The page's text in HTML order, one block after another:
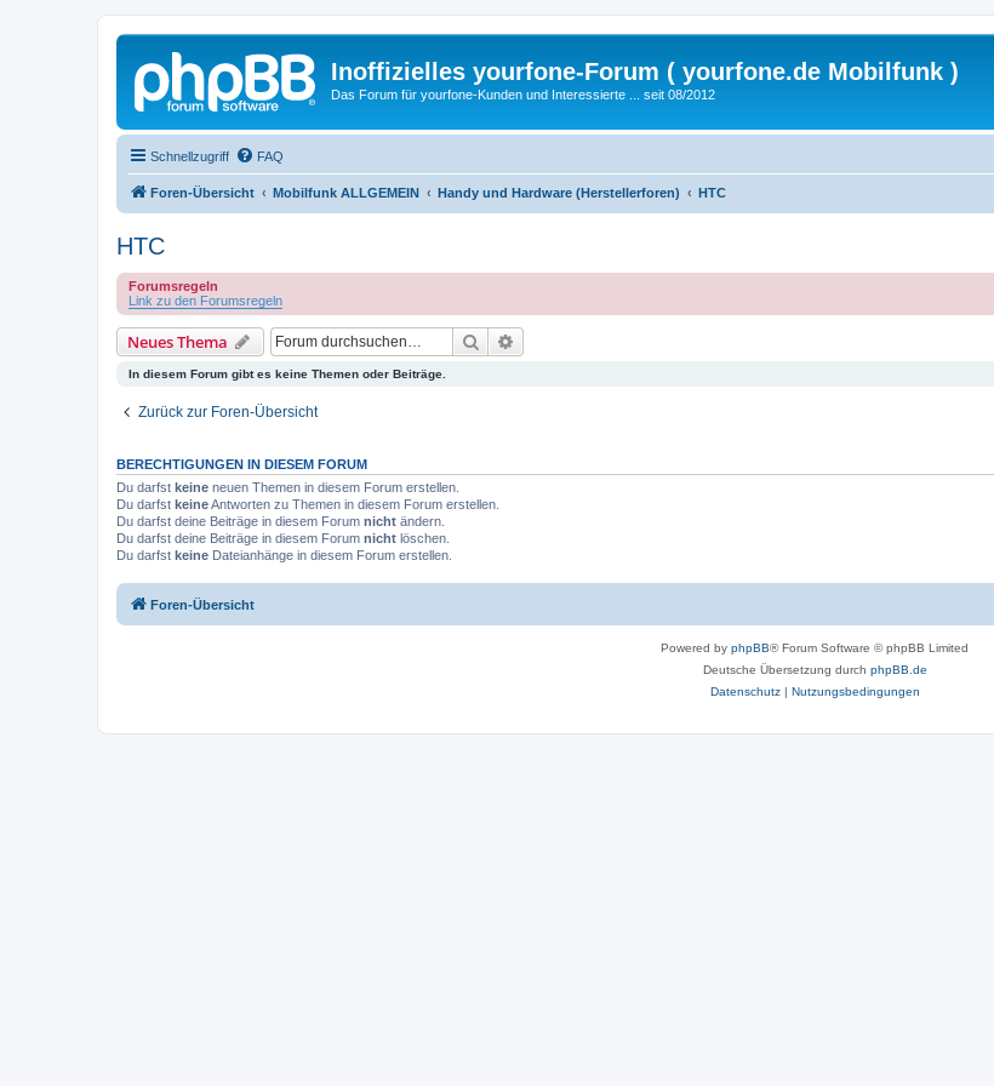
Inoffizielles yourfone-Forum ( yourfone.de Mobilfunk )
Das Forum für yourfone-Kunden und Interessierte ... seit 08/2012
Schnellzugriff FAQ
Foren-Übersicht Mobilfunk ALLGEMEIN Handy und Hardware (Herstellerforen) HTC
HTC
Forumsregeln
Link zu den Forumsregeln
Neues Thema Suche
In diesem Forum gibt es keine Themen oder Beiträge.
Zurück zur Foren-Übersicht
BERECHTIGUNGEN IN DIESEM FORUM
Du darfst keine neuen Themen in diesem Forum erstellen.
Du darfst keineAntworten zu Themen in diesem Forum erstellen.
Du darfst deine Beiträge in diesem Forum nicht ändern.
Du darfst deine Beiträge in diesem Forum nicht löschen.
Du darfst keine Dateianhänge in diesem Forum erstellen.
Foren-Übersicht
Powered by phpBB® Forum Software © phpBB Limited
Deutsche Übersetzung durch phpBB.de
Datenschutz| Nutzungsbedingungen